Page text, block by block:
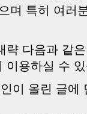
며 특히 여러
략 다음과 같
이용하실 수
이 올린 글에